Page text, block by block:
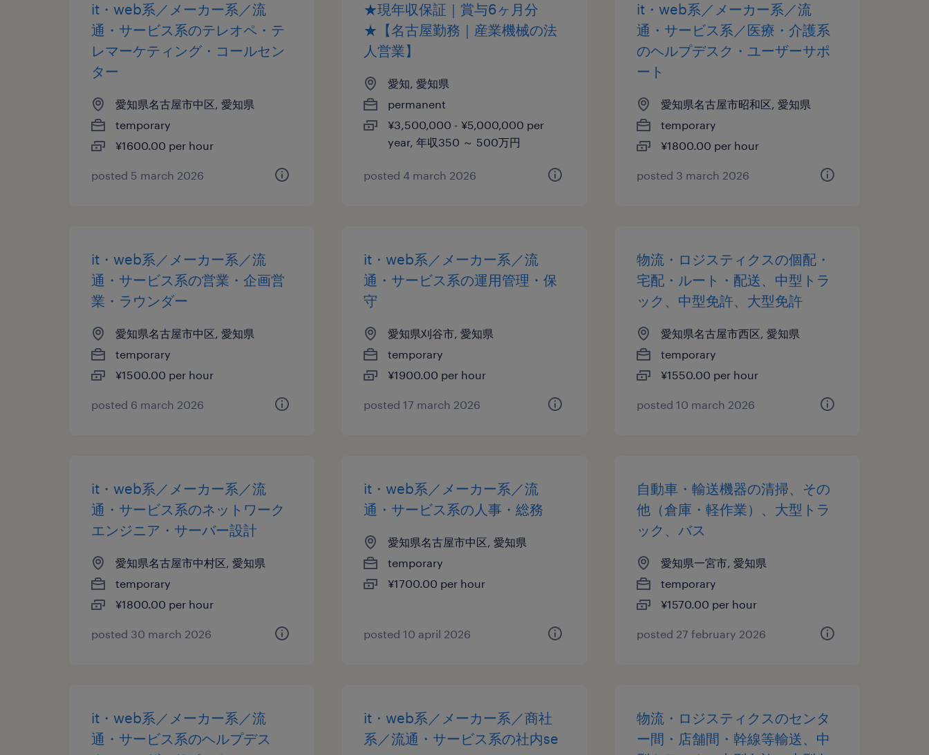
it・web系／メーカー系／流
通・サービス系のテレオペ・テ
レマーケティング・コールセン
ター
愛知県名古屋市中区, 愛知県
temporary
¥1600.00 per hour
posted 5 march 2026
★現年収保証｜賞与6ヶ月分
★【名古屋勤務｜産業機械の法
人営業】
愛知, 愛知県
permanent
¥3,500,000 - ¥5,000,000 per
year, 年収350 ～ 500万円
posted 4 march 2026
it・web系／メーカー系／流
通・サービス系／医療・介護系
のヘルプデスク・ユーザーサポ
ート
愛知県名古屋市昭和区, 愛知県
temporary
¥1800.00 per hour
posted 3 march 2026
it・web系／メーカー系／流
通・サービス系の営業・企画営
業・ラウンダー
愛知県名古屋市中区, 愛知県
temporary
¥1500.00 per hour
posted 6 march 2026
it・web系／メーカー系／流
通・サービス系の運用管理・保
守
愛知県刈谷市, 愛知県
temporary
¥1900.00 per hour
posted 17 march 2026
物流・ロジスティクスの個配・
宅配・ルート・配送、中型トラ
ック、中型免許、大型免許
愛知県名古屋市西区, 愛知県
temporary
¥1550.00 per hour
posted 10 march 2026
it・web系／メーカー系／流
通・サービス系のネットワーク
エンジニア・サーバー設計
愛知県名古屋市中村区, 愛知県
temporary
¥1800.00 per hour
posted 30 march 2026
it・web系／メーカー系／流
通・サービス系の人事・総務
愛知県名古屋市中区, 愛知県
temporary
¥1700.00 per hour
posted 10 april 2026
自動車・輸送機器の清掃、その
他（倉庫・軽作業）、大型トラ
ック、バス
愛知県一宮市, 愛知県
temporary
¥1570.00 per hour
posted 27 february 2026
it・web系／メーカー系／流
通・サービス系のヘルプデス
it・web系／メーカー系／商社
系／流通・サービス系の社内se
物流・ロジスティクスのセンタ
ー間・店舗間・幹線等輸送、中